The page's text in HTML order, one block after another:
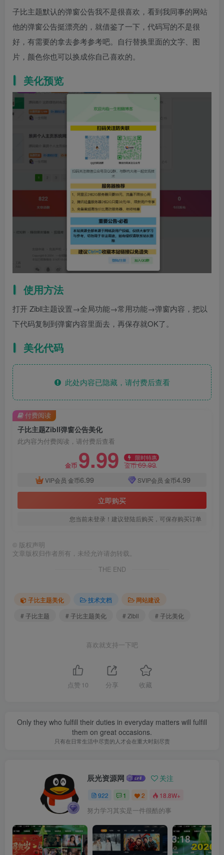
子比主题默认的弹窗公告我不是很喜欢，看到我同事的网站
他的弹窗公告挺漂亮的，就借鉴了一下，代码写的不是很
好，有需要的拿去参考参考吧。自行替换里面的文字、图
片，颜色你也可以换成你自己喜欢的。
美化预览
使用方法
打开 Zibll主题设置→全局功能→常用功能→弹窗内容，把以
下代码复制到弹窗内容里面去，再保存就OK了。
美化代码
此处内容已隐藏，请付费后查看
子比主题Zibll弹窗公告美化
此内容为付费阅读，请付费后查看
金币 9.99 限时特惠
金币69.99
VIP会员 金币6.99 SVIP会员 金币4.99
立即购买
您当前未登录！建议登陆后购买，可保存购买订单
付费阅读
© 版权声明
文章版权归作者所有，未经允许请勿转载。
THE END
子比主题美化 技术文档
网站建设
# 子比主题
# 子比主题美化 # Zibll # 子比美化
喜欢就支持一下吧
点赞 10 分享 收藏
Only they who fulfill their duties in everyday matters will fulfill
them on great occasions.
只有在日常生活中尽责的人才会在重大时刻尽责
辰光资源网 关注
922 1 2 18.8W+
努力学习其实是一件很酷的事